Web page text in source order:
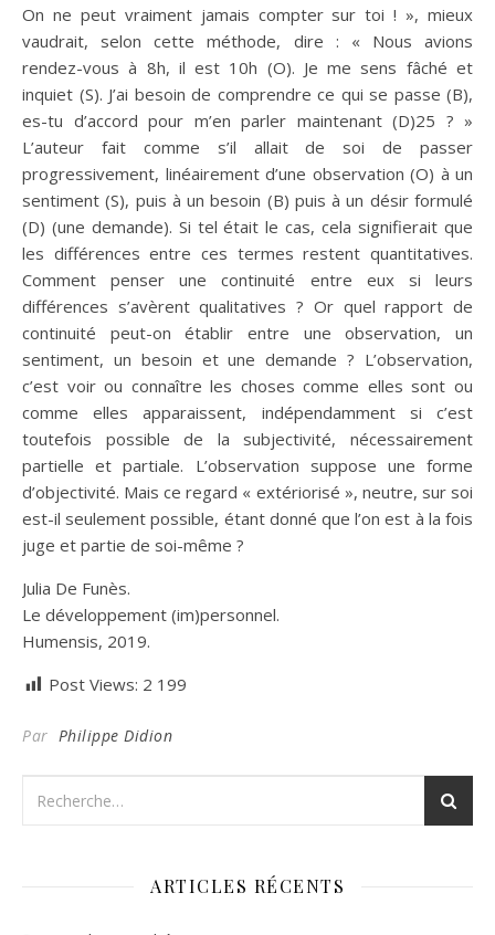
On ne peut vraiment jamais compter sur toi ! », mieux
vaudrait, selon cette méthode, dire : « Nous avions
rendez-vous à 8h, il est 10h (O). Je me sens fâché et
inquiet (S). J’ai besoin de comprendre ce qui se passe (B),
es-tu d’accord pour m’en parler maintenant (D)25 ? »
L’auteur fait comme s’il allait de soi de passer
progressivement, linéairement d’une observation (O) à un
sentiment (S), puis à un besoin (B) puis à un désir formulé
(D) (une demande). Si tel était le cas, cela signifierait que
les différences entre ces termes restent quantitatives.
Comment penser une continuité entre eux si leurs
différences s’avèrent qualitatives ? Or quel rapport de
continuité peut-on établir entre une observation, un
sentiment, un besoin et une demande ? L’observation,
c’est voir ou connaître les choses comme elles sont ou
comme elles apparaissent, indépendamment si c’est
toutefois possible de la subjectivité, nécessairement
partielle et partiale. L’observation suppose une forme
d’objectivité. Mais ce regard « extériorisé », neutre, sur soi
est-il seulement possible, étant donné que l’on est à la fois
juge et partie de soi-même ?
Julia De Funès.
Le développement (im)personnel.
Humensis, 2019.
Post Views: 2 199
Par Philippe Didion
ARTICLES RÉCENTS